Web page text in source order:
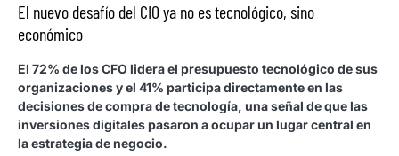
El nuevo desafío del CIO ya no es tecnológico, sino
económico
El 72% de los CFO lidera el presupuesto tecnológico de sus
organizaciones y el 41% participa directamente en las
decisiones de compra de tecnología, una señal de que las
inversiones digitales pasaron a ocupar un lugar central en
la estrategia de negocio.